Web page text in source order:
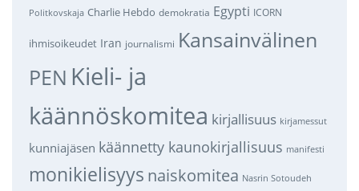
Politkovskaja Charlie Hebdo demokratia Egypti ICORN
ihmisoikeudet Iran journalismi Kansainvälinen
PEN Kieli- ja
käännöskomitea kirjallisuus kirjamessut
kunniajäsen käännetty kaunokirjallisuus manifesti
monikielisyys naiskomitea Nasrin Sotoudeh